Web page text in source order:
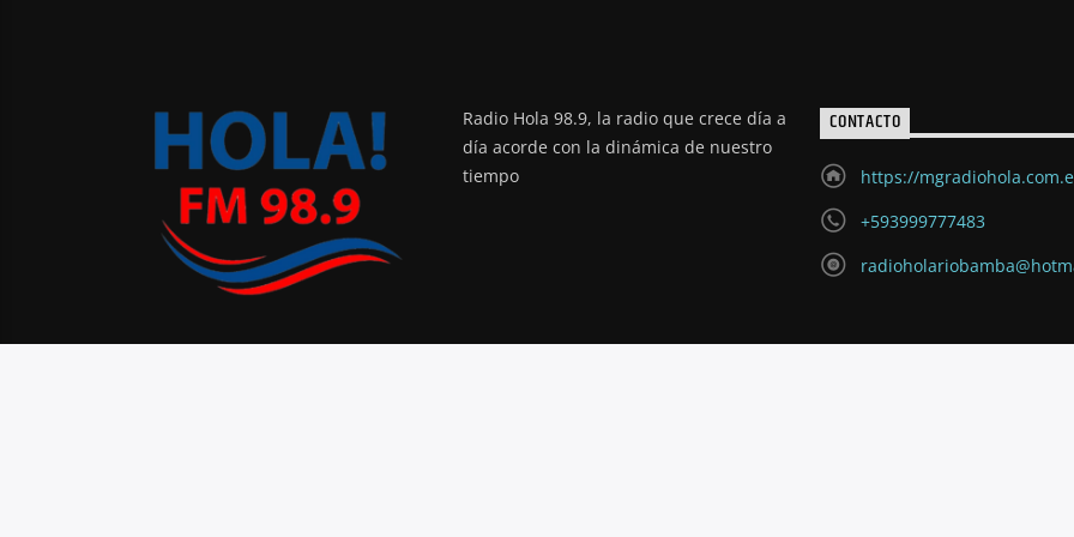
Radio Hola 98.9, la radio que crece día a
día acorde con la dinámica de nuestro
tiempo
CONTACTO
https://
+593999777483